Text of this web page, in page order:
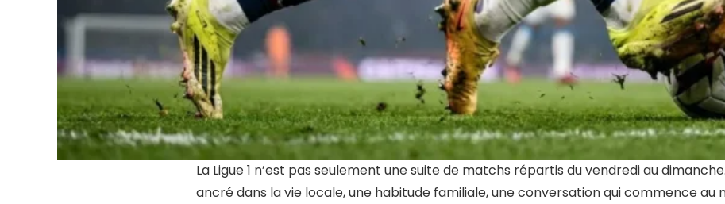
La Ligue 1 n’est pas seulement une suite de matchs répartis du vendredi au
ancré dans la vie locale, une habitude familiale, une conversation qui commence au